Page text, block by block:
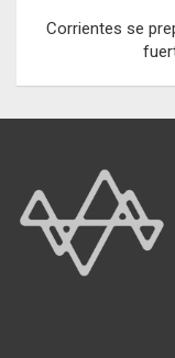
Corrientes se